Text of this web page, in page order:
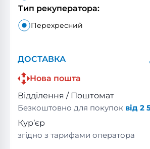
Тип рекуператора:
Перехресний
ДОСТАВКА
Нова пошта
Відділення / Поштомат
Безкоштовно для покупок від 2
Кур’єр
згідно з тарифами оператора